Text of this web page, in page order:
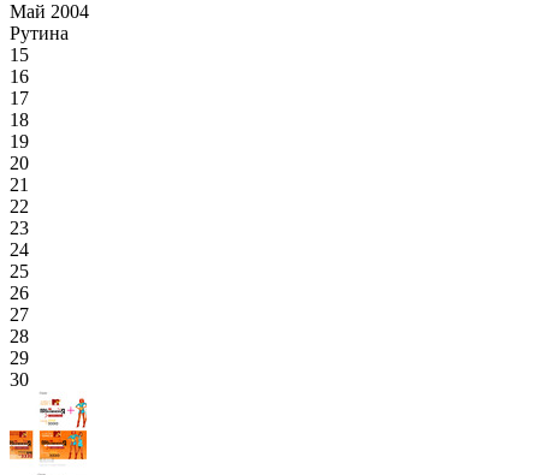
Май 2004
Рутина
15
16
17
18
19
20
21
22
23
24
25
26
27
28
29
30